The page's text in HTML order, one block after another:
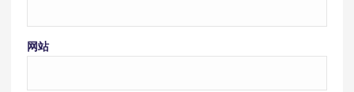
网站